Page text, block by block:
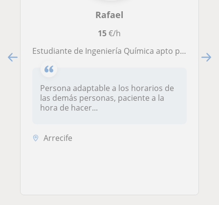
Rafael
15€/h
Estudiante de Ingeniería Química apto para enseñar a otros
Persona adaptable a los horarios de
las demás personas, paciente a la
hora de hacer...
Arrecife